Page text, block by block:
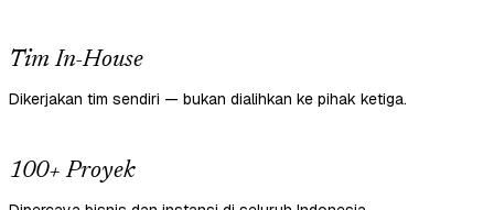
Tim In-House
Dikerjakan tim sendiri — bukan dialihkan ke pihak ketiga.
100+ Proyek